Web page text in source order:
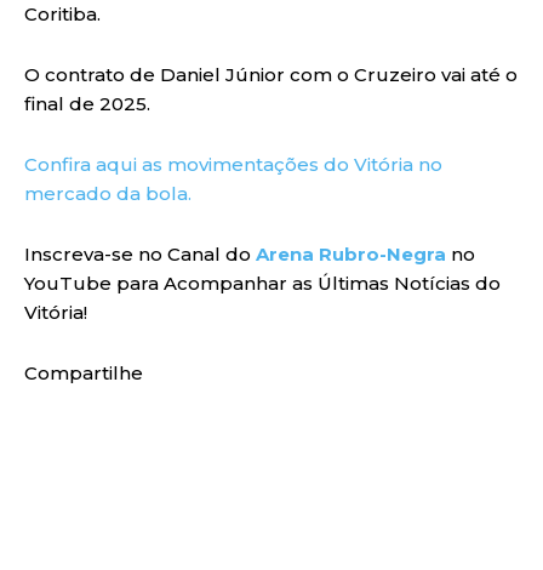
Coritiba.
O contrato de Daniel Júnior com o Cruzeiro vai até o
final de 2025.
Confira aqui as movimentações do Vitória no
mercado da bola.
Inscreva-se no Canal do Arena Rubro-Negra no
YouTube para Acompanhar as Últimas Notícias do
Vitória!
Compartilhe